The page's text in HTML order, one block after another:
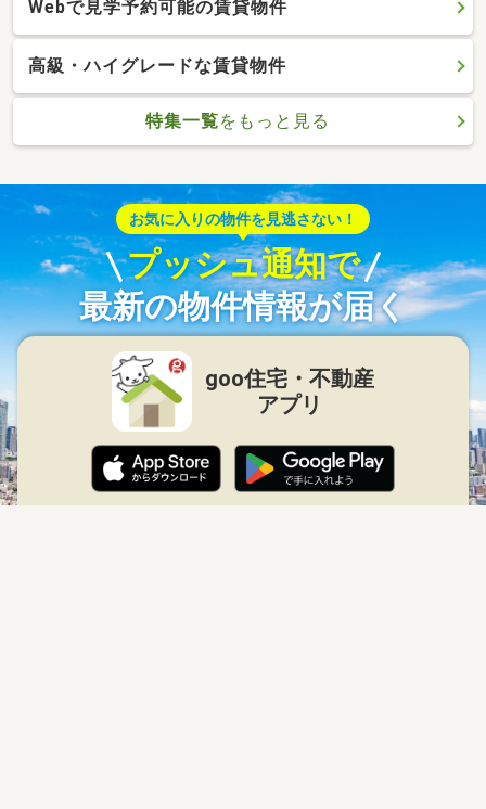
Webで見学予約可能の賃貸物件
高級・ハイグレードな賃貸物件
特集一覧をもっと見る
お気に入りの物件を見逃さない！
プッシュ通知で
最新の物件情報が届く
goo住宅・不動産
アプリ